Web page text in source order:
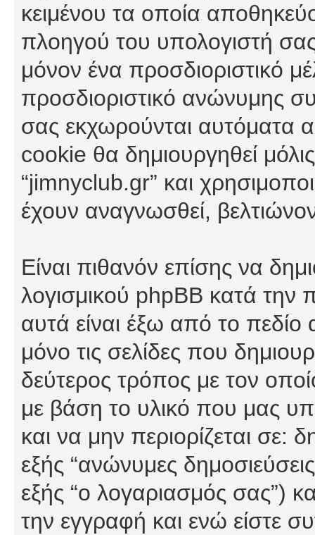
κειμένου τα οποία
πλοηγού του υπολογιστή
μόνον ένα προσδιοριστικό
προσδιοριστικό ανώνυμης
σας εκχωρούνται αυτόματα
cookie θα δημιουργηθεί
“jimnyclub.gr” και
έχουν αναγνωσθεί,
Είναι πιθανόν επίσης να
λογισμικού phpBB κατά
αυτά είναι έξω από το
μόνο τις σελίδες που
δεύτερος τρόπος με τον
με βάση το υλικό που μας
και να μην περιορίζεται σε:
εξής “ανώνυμες
εξής “ο λογαριασμός σας”)
την εγγραφή και ενώ είστε